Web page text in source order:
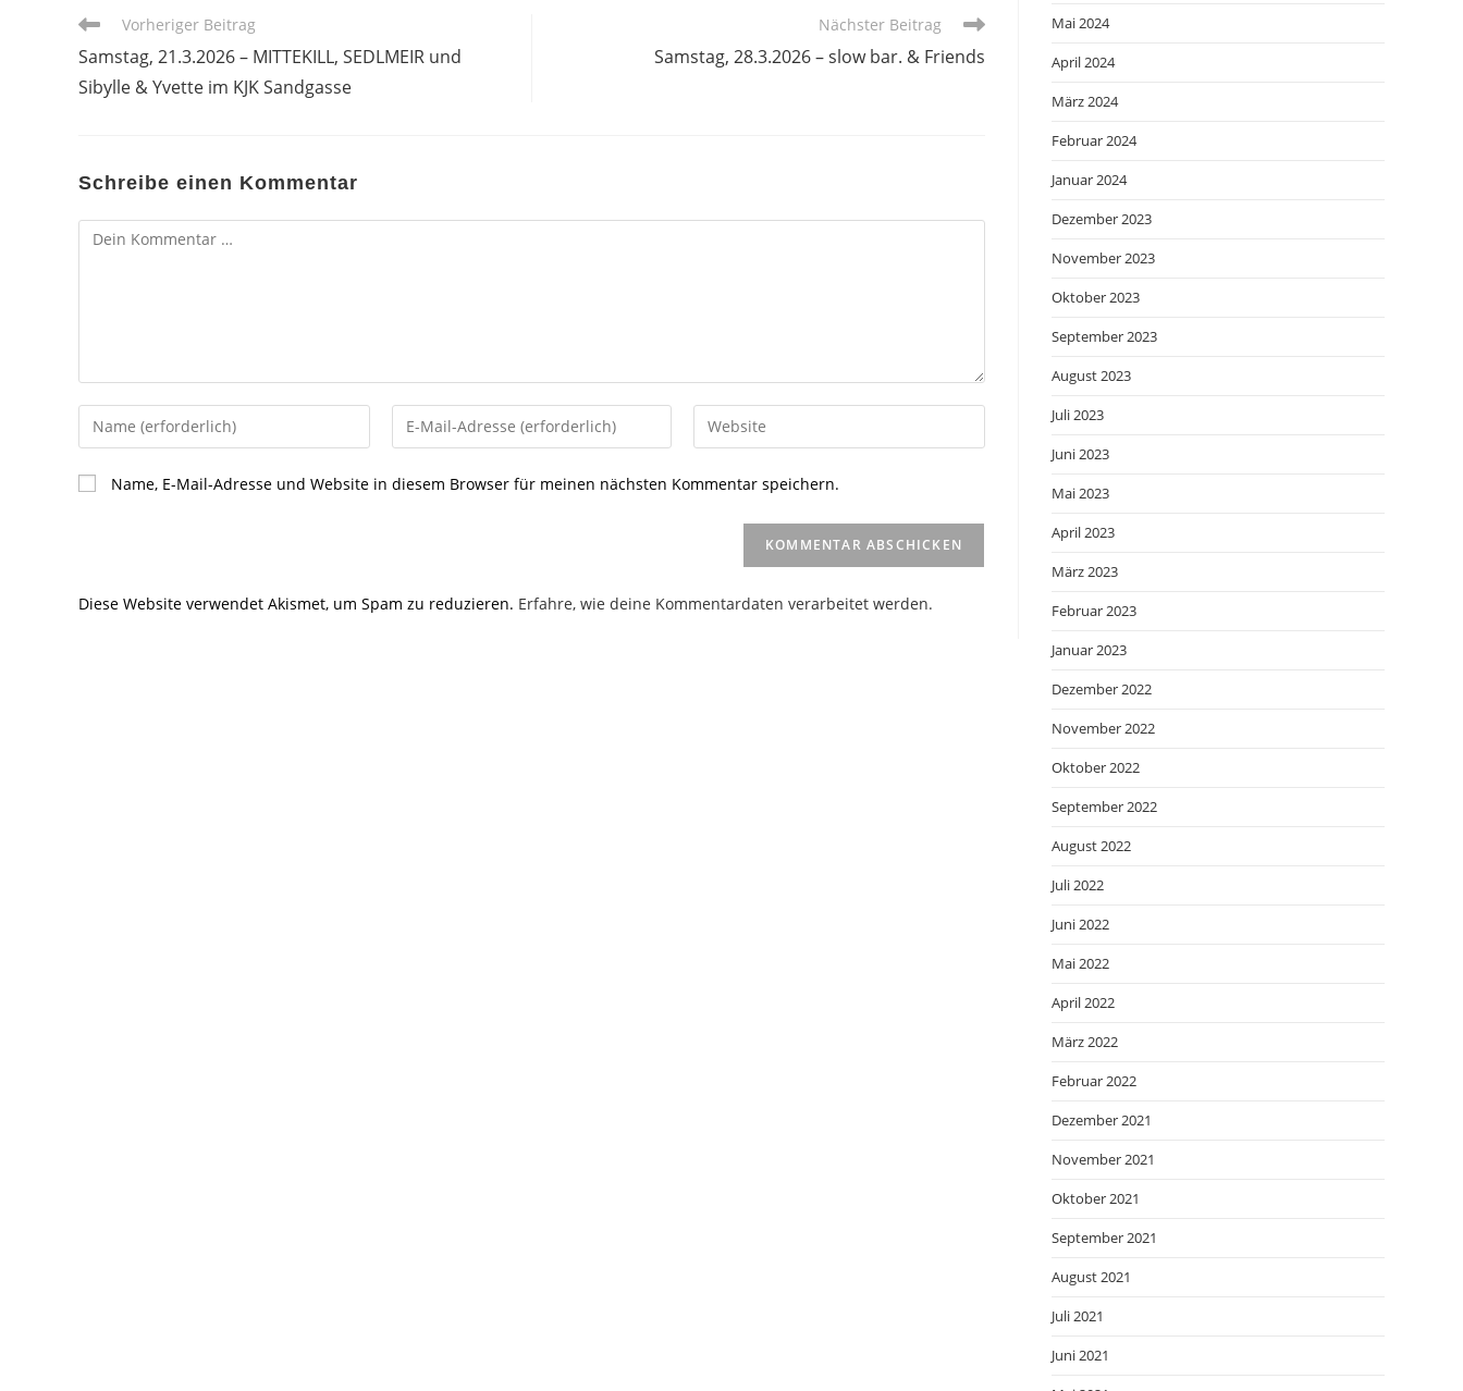
Weitere
ansehen
Vorheriger Beitrag
Samstag, 21.3.2026 – MITTEKILL, SEDLMEIR und
Sibylle & Yvette im KJK Sandgasse
Nächster Beitrag
Samstag, 28.3.2026 – slow bar. & Friends
Schreibe einen Kommentar
Kommentar
Gib
deinen
Namen
oder
ein
Gib
deine
ein
Gib
deine
Name, E-Mail-Adresse und Website in diesem Browser für meinen nächsten Kommentar speichern.
Diese Website verwendet Akismet, um Spam zu reduzieren. Erfahre, wie deine Kommentardaten verarbeitet werden.
Mai 2024
April 2024
März 2024
Februar 2024
Januar 2024
Dezember 2023
November 2023
Oktober 2023
September 2023
August 2023
Juli 2023
Juni 2023
Mai 2023
April 2023
März 2023
Februar 2023
Januar 2023
Dezember 2022
November 2022
Oktober 2022
September 2022
August 2022
Juli 2022
Juni 2022
Mai 2022
April 2022
März 2022
Februar 2022
Dezember 2021
November 2021
Oktober 2021
September 2021
August 2021
Juli 2021
Juni 2021